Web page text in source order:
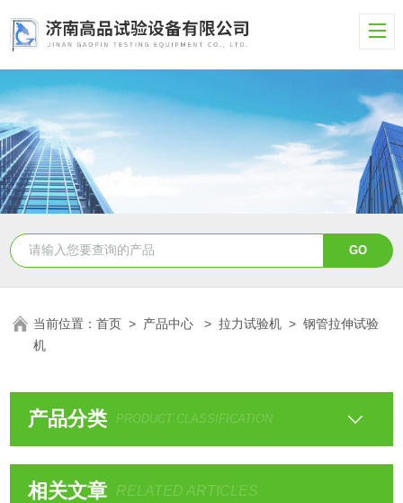
当前位置：首页 > 产品中心 >拉力试验机 >钢管拉伸试验
机
产品分类 PRODUCT CLASSIFICATION
相关文章 RELATED ARTICLES